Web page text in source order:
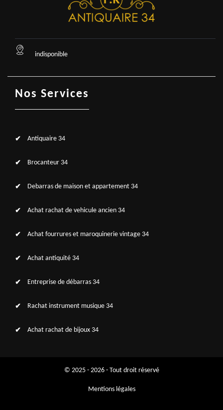
indisponible
Nos Services
Antiquaire 34
Brocanteur 34
Debarras de maison et appartement 34
Achat rachat de vehicule ancien 34
Achat fourrures et maroquinerie vintage 34
Achat antiquité 34
Entreprise de débarras 34
Rachat instrument musique 34
Achat rachat de bijoux 34
© 2025 - 2026 - Tout droit réservé
Mentions légales